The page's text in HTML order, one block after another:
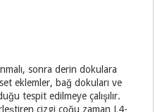
sonra derin dokulara
eklemler, bağ dokuları ve
tespit edilmeye çalışılır.
çizgi çoğu zaman L4-